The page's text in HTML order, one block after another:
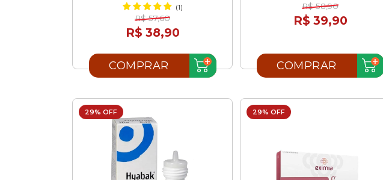
(1)
R$ 57,60
R$ 38,90
COMPRAR
R$ 58,90
R$ 39,90
COMPRAR
29% OFF 29% OFF